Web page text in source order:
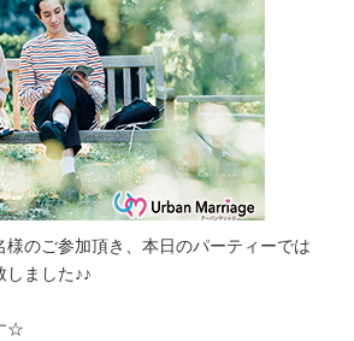
様のご参加頂き、本日のパーティーでは
しました♪♪
☆